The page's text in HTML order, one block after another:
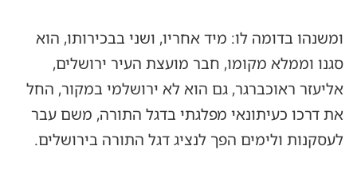
ומשנהו בדומה לו: מיד אחריו, ושני בבכירותו, הוא
סגנו וממלא מקומו, חבר מועצת העיר ירושלים,
אליעזר ראוכברגר, גם הוא לא ירושלמי במקור, החל
את דרכו כעיתונאי מפלגתי בדגל התורה, משם עבר
לעסקנות ולימים הפך לנציג דגל התורה בירושלים.